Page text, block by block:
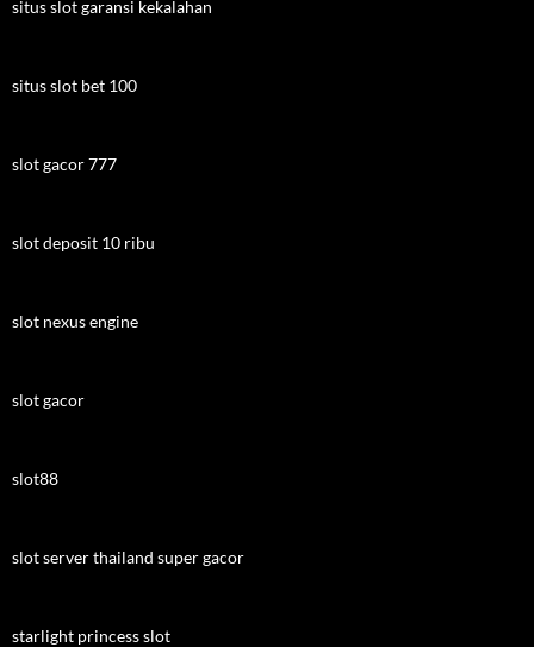
situs slot garansi kekalahan
situs slot bet 100
slot gacor 777
slot deposit 10 ribu
slot nexus engine
slot gacor
slot88
slot server thailand super gacor
starlight princess slot